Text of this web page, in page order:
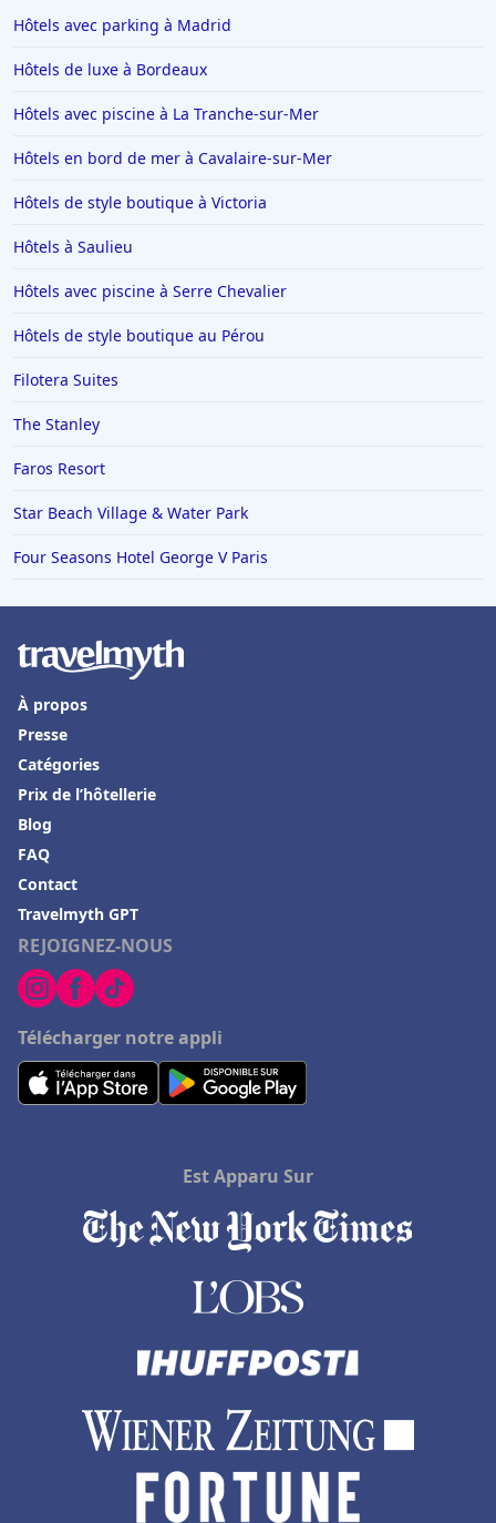
Hôtels avec parking à Madrid
Hôtels de luxe à Bordeaux
Hôtels avec piscine à La Tranche-sur-Mer
Hôtels en bord de mer à Cavalaire-sur-Mer
Hôtels de style boutique à Victoria
Hôtels à Saulieu
Hôtels avec piscine à Serre Chevalier
Hôtels de style boutique au Pérou
Filotera Suites
The Stanley
Faros Resort
Star Beach Village & Water Park
Four Seasons Hotel George V Paris
REJOIGNEZ-NOUS
Télécharger notre appli
À propos
Presse
Catégories
Prix de l’hôtellerie
Blog
FAQ
Contact
Travelmyth GPT
Est Apparu Sur